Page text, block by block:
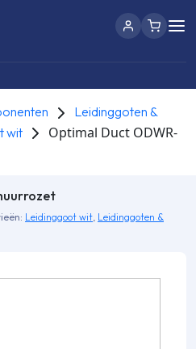
Leidinggoten &
wit
Optimal Duct ODWR-
Leidinggoot wit, Leidinggoten &